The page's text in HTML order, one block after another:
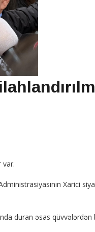
var.
Xarici
duran əsas qüvvələrdən